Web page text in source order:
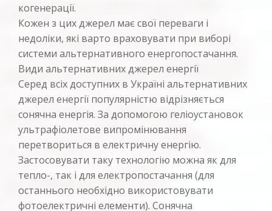
когенерації.
Кожен з цих джерел має свої переваги і
недоліки, які варто враховувати при виборі
системи альтернативного енергопостачання.
Види альтернативних джерел енергії
Серед всіх доступних в Україні альтернативних
джерел енергії популярністю відрізняється
сонячна енергія. За допомогою геліоустановок
ультрафіолетове випромінювання
перетвориться в електричну енергію.
Застосовувати таку технологію можна як для
тепло-, так і для електропостачання (для
останнього необхідно використовувати
фотоелектричні елементи). Сонячна